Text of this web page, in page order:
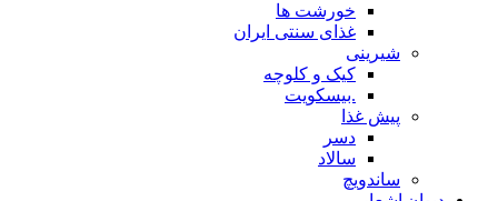
خورشت ها
غذای سنتی ایران
شیرینی
کیک و کلوچه
.بیسکویت
پیش غذا
دسر
سالاد
ساندویچ